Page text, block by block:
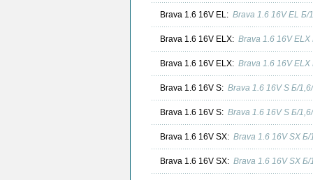
Brava 1.6 16V EL: Brava 1.6 16V EL Б/
Brava 1.6 16V ELX: Brava 1.6 16V
Brava 1.6 16V ELX: Brava 1.6 16V
Brava 1.6 16V S: Brava 1.6 16V S Б/
Brava 1.6 16V S: Brava 1.6 16V S Б/
Brava 1.6 16V SX: Brava 1.6 16V SX
Brava 1.6 16V SX: Brava 1.6 16V SX